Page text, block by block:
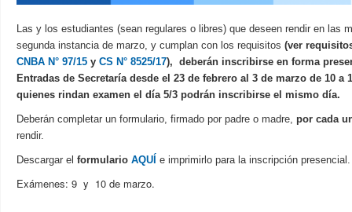
Las y los estudiantes (sean regulares o libres) que deseen rendir en las
segunda instancia de marzo, y cumplan con los requisitos (ver
CNBA N° 97/15 y CS N° 8525/17), deberán inscribirse en forma
Entradas de Secretaría desde el 23 de febrero al 3 de marzo de 10 a
quienes rindan examen el día 5/3 podrán inscribirse el mismo día.
Deberán completar un formulario, firmado por padre o madre, por cada
rendir.
Descargar el formulario AQUÍ e imprimirlo para la inscripción presencial.
Exámenes: 9 y 10 de marzo.